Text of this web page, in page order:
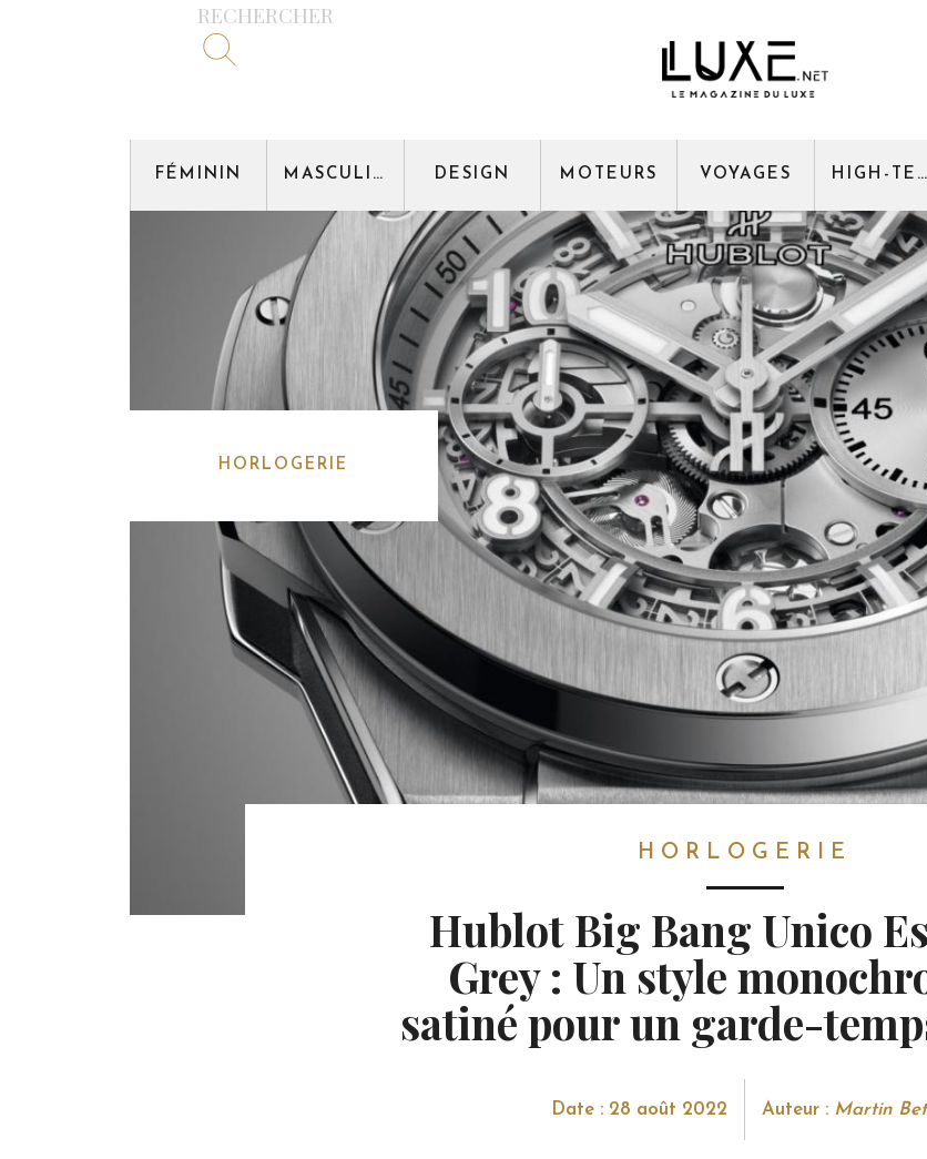
RECHERCHER
FÉMININ MASCULIN DESIGN MOTEURS VOYAGES HIGH-TECH
HORLOGERIE
HORLOGERIE
Hublot Big Bang Unico
Grey : Un style
satiné pour un garde-
Date : 28 août 2022 Auteur : Martin